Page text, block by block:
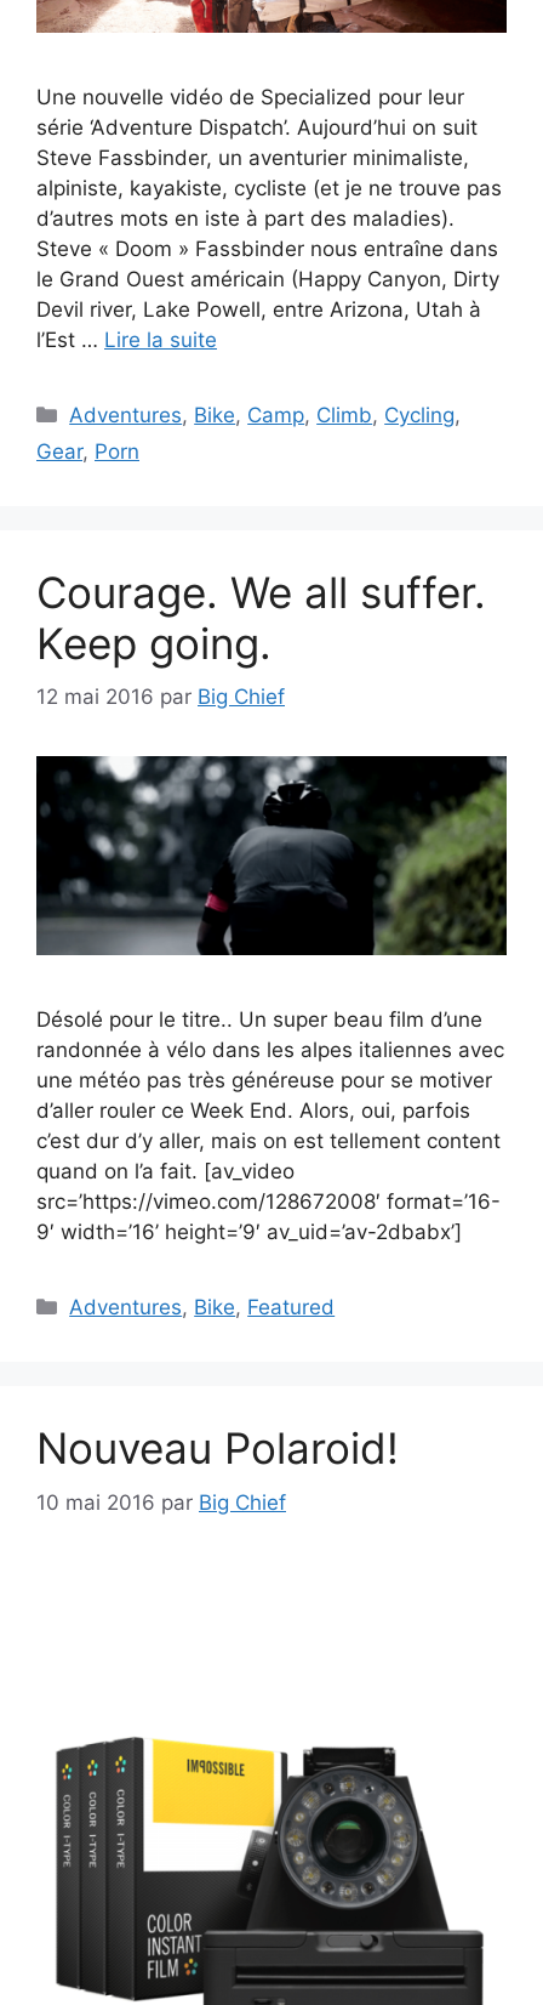
Une nouvelle vidéo de Specialized pour leur
série ‘Adventure Dispatch’. Aujourd’hui on suit
Steve Fassbinder, un aventurier minimaliste,
alpiniste, kayakiste, cycliste (et je ne trouve pas
d’autres mots en iste à part des maladies).
Steve « Doom » Fassbinder nous entraîne dans
le Grand Ouest américain (Happy Canyon, Dirty
Devil river, Lake Powell, entre Arizona, Utah à
l’Est … Lire la suite
Catégories
Adventures, Bike, Camp, Climb, Cycling,
Gear, Porn
Courage. We all suffer.
Keep going.
12 mai 2016 par Big Chief
Désolé pour le titre.. Un super beau film d’une
randonnée à vélo dans les alpes italiennes avec
une météo pas très généreuse pour se motiver
d’aller rouler ce Week End. Alors, oui, parfois
c’est dur d’y aller, mais on est tellement content
quand on l’a fait. [av_video
src=’https://vimeo.com/128672008′ format=’16-
9′ width=’16’ height=’9′ av_uid=’av-2dbabx’]
Catégories
Adventures, Bike, Featured
Nouveau Polaroid!
10 mai 2016 par Big Chief